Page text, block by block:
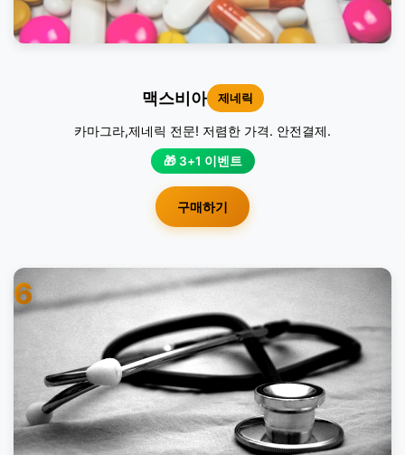
맥스비아 제네릭
카마그라,제네릭 전문! 저렴한 가격. 안전결제.
🎁 3+1 이벤트
구매하기
6